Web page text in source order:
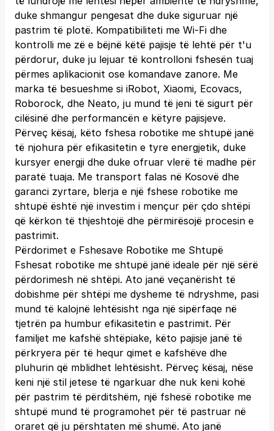
duke shmangur pengesat dhe duke siguruar një
pastrim të plotë. Kompatibiliteti me Wi-Fi dhe
kontrolli me zë e bëjnë këtë pajisje të lehtë për t'u
përdorur, duke ju lejuar të kontrolloni fshesën tuaj
përmes aplikacionit ose komandave zanore. Me
marka të besueshme si iRobot, Xiaomi, Ecovacs,
Roborock, dhe Neato, ju mund të jeni të sigurt për
cilësinë dhe performancën e këtyre pajisjeve.
Përveç kësaj, këto fshesa robotike me shtupë janë
të njohura për efikasitetin e tyre energjetik, duke
kursyer energji dhe duke ofruar vlerë të madhe për
paratë tuaja. Me transport falas në Kosovë dhe
garanci zyrtare, blerja e një fshese robotike me
shtupë është një investim i mençur për çdo shtëpi
që kërkon të thjeshtojë dhe përmirësojë procesin e
pastrimit.
Përdorimet e Fshesave Robotike me Shtupë
Fshesat robotike me shtupë janë ideale për një sërë
përdorimesh në shtëpi. Ato janë veçanërisht të
dobishme për shtëpi me dysheme të ndryshme, pasi
mund të kalojnë lehtësisht nga një sipërfaqe në
tjetrën pa humbur efikasitetin e pastrimit. Për
familjet me kafshë shtëpiake, këto pajisje janë të
përkryera për të hequr qimet e kafshëve dhe
pluhurin që mblidhet lehtësisht. Përveç kësaj, nëse
keni një stil jetese të ngarkuar dhe nuk keni kohë
për pastrim të përditshëm, një fshesë robotike me
shtupë mund të programohet për të pastruar në
oraret që ju përshtaten më shumë. Ato janë